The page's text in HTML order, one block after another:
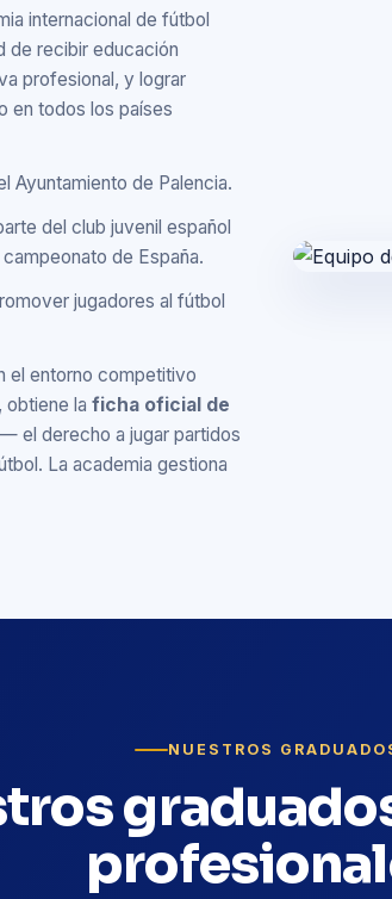
internacional de fútbol
de recibir educación
profesional, y lograr
en todos los países
Ayuntamiento de Palencia.
del club juvenil español
de España.
jugadores al fútbol
el entorno competitivo
obtiene la ficha oficial de
el derecho a jugar partidos
La academia gestiona
NUESTROS